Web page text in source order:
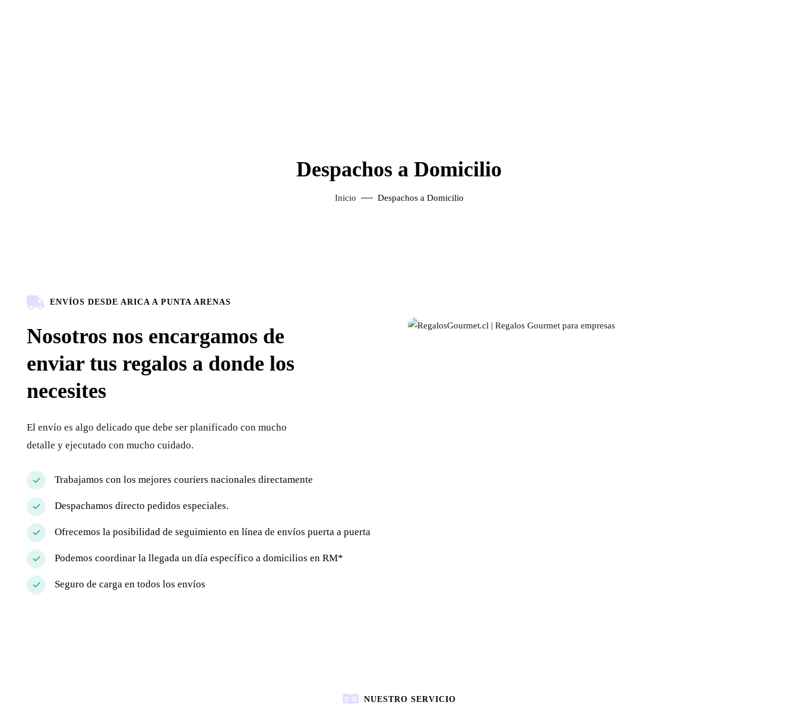
Despachos a Domicilio
Inicio Despachos a Domicilio
ENVÍOS DESDE ARICA A PUNTA ARENAS
Nosotros nos encargamos de
enviar tus regalos a donde los
necesites
El envío es algo delicado que debe ser planificado con mucho
detalle y ejecutado con mucho cuidado.
Trabajamos con los mejores couriers nacionales directamente
Despachamos directo pedidos especiales.
Ofrecemos la posibilidad de seguimiento en línea de envíos puerta a puerta
Podemos coordinar la llegada un día específico a domicilios en RM*
Seguro de carga en todos los envíos
NUESTRO SERVICIO